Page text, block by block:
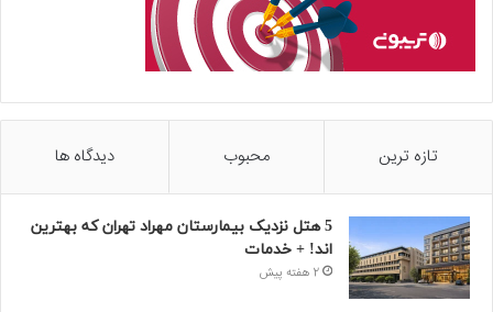
تازه ترین محبوب دیدگاه ها
5 هتل نزدیک بیمارستان مهراد تهران که بهترین‌
اند! + خدمات
2 هفته پیش